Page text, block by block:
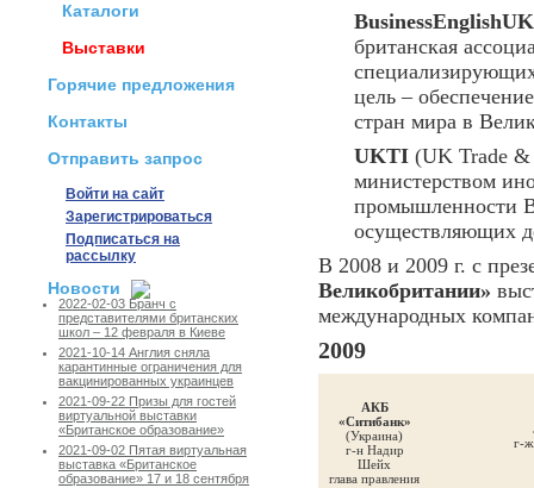
Каталоги
Выставки
Горячие предложения
Контакты
Отправить запрос
Войти на сайт
Зарегистрироваться
Подписаться на
рассылку
Новости
2022-02-03 Бранч с
представителями британских
школ – 12 февраля в Киеве
2021-10-14 Англия сняла
карантинные ограничения для
вакцинированных украинцев
2021-09-22 Призы для гостей
виртуальной выставки
«Британское образование»
2021-09-02 Пятая виртуальная
выставка «Британское
образование» 17 и 18 сентября
BusinessEnglishUK
британская
цель –
стран мира в
UKTI (UK Trade &
министерством
промышленности
осуществляющих
В 2008 и 2009 г. с
Великобритании»
международных
2009
АКБ
«Ситибанк»
(Украина)
г-н Надир
Шейх
глава правления
г-